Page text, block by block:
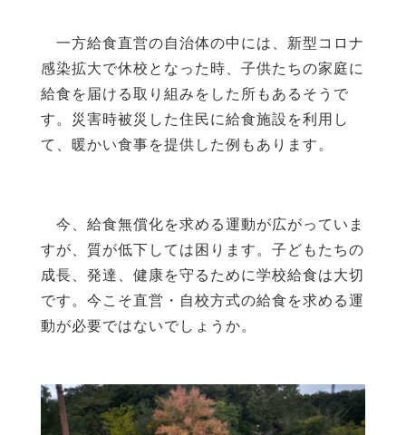
一方給食直営の自治体の中には、新型コロナ
感染拡大で休校となった時、子供たちの家庭に
給食を届ける取り組みをした所もあるそうで
す。災害時被災した住民に給食施設を利用し
て、暖かい食事を提供した例もあります。
今、給食無償化を求める運動が広がっていま
すが、質が低下しては困ります。子どもたちの
成長、発達、健康を守るために学校給食は大切
です。今こそ直営・自校方式の給食を求める運
動が必要ではないでしょうか。